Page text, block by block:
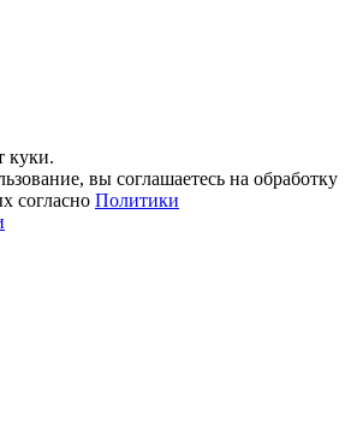
куки.
вы соглашаетесь на обработку
согласно Политики